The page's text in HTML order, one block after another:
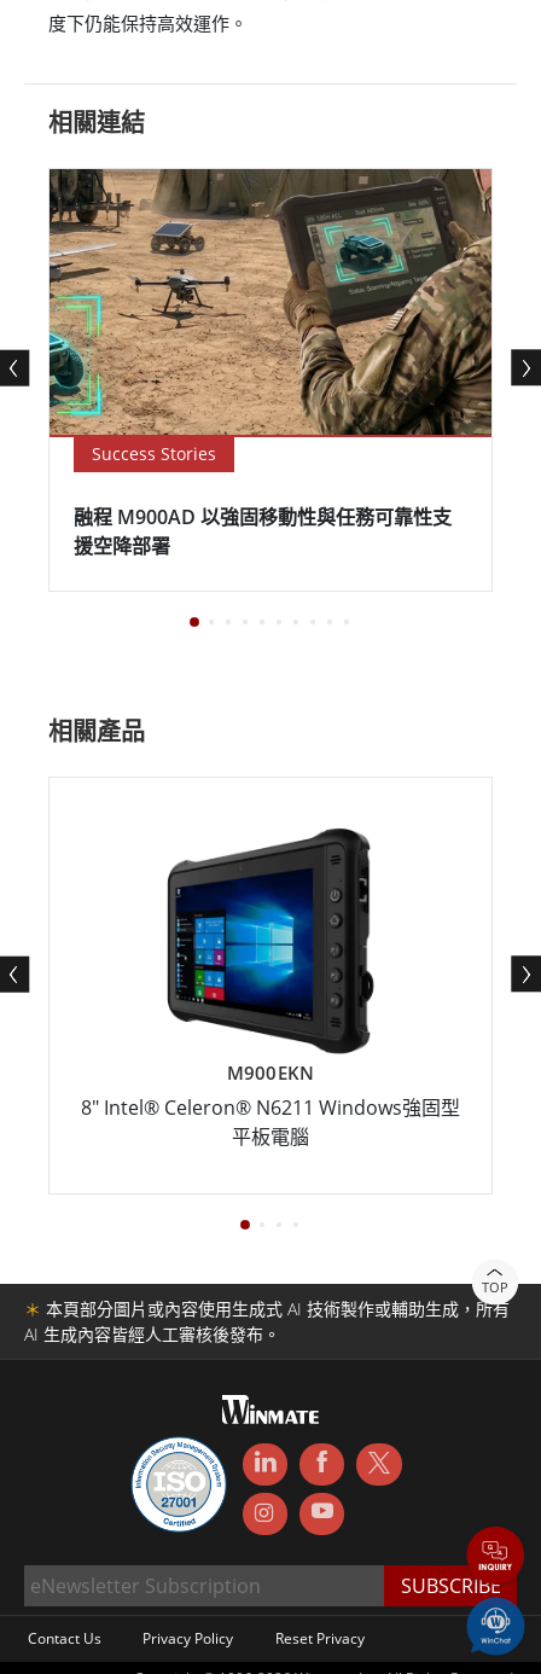
度下仍能保持高效運作。
相關連結
Success Stories
融程 M900AD 以強固移動性與任務可靠性支
援空降部署
相關產品
M900EKN
8" Intel® Celeron® N6211 Windows強固型
平板電腦
TOP
＊ 本頁部分圖片或內容使用生成式 AI 技術製作或輔助生成，所有
AI 生成內容皆經人工審核後發布。
Contact Us Privacy Policy
Reset Privacy